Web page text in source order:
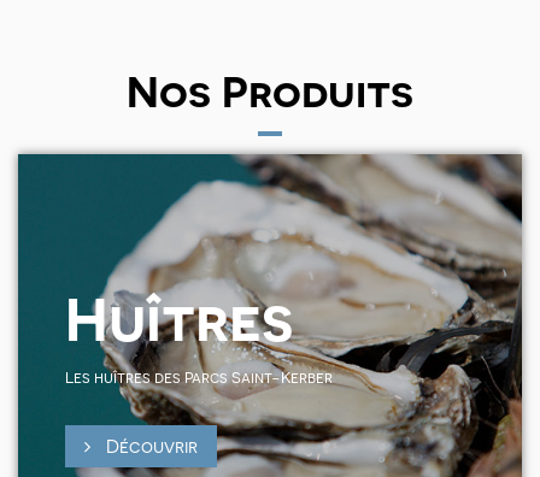
Nos Produits
Huîtres
Les huîtres des Parcs Saint-Kerber
Découvrir